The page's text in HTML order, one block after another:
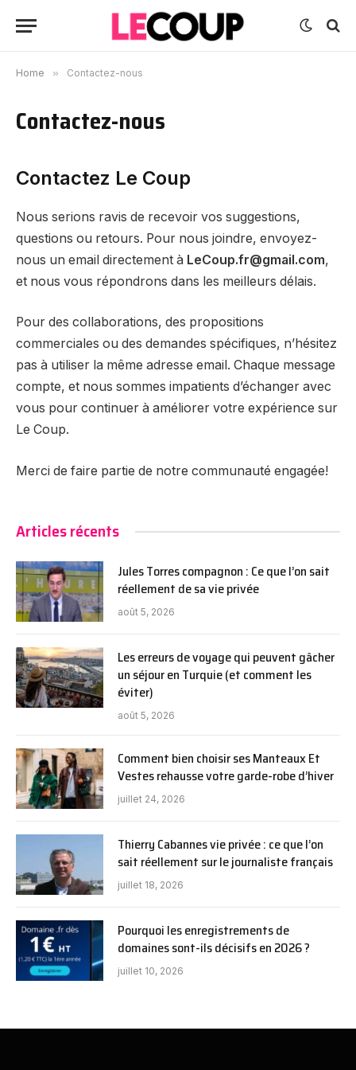
Home » Contactez-nous
Contactez-nous
Contactez Le Coup
Nous serions ravis de recevoir vos suggestions,
questions ou retours. Pour nous joindre, envoyez-
nous un email directement à LeCoup.fr@gmail.com,
et nous vous répondrons dans les meilleurs délais.
Pour des collaborations, des propositions
commerciales ou des demandes spécifiques, n’hésitez
pas à utiliser la même adresse email. Chaque message
compte, et nous sommes impatients d’échanger avec
vous pour continuer à améliorer votre expérience sur
Le Coup.
Merci de faire partie de notre communauté engagée!
Articles récents
Jules Torres compagnon : Ce que l’on sait
réellement de sa vie privée
août 5, 2026
Les erreurs de voyage qui peuvent gâcher
un séjour en Turquie (et comment les
éviter)
août 5, 2026
Comment bien choisir ses Manteaux Et
Vestes rehausse votre garde-robe d’hiver
juillet 24, 2026
Thierry Cabannes vie privée : ce que l’on
sait réellement sur le journaliste français
juillet 18, 2026
Pourquoi les enregistrements de
domaines sont-ils décisifs en 2026 ?
juillet 10, 2026